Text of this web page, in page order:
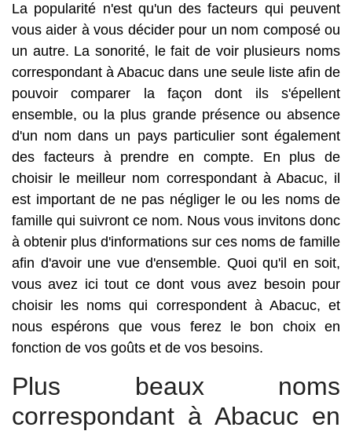
La popularité n'est qu'un des facteurs qui peuvent
vous aider à vous décider pour un nom composé ou
un autre. La sonorité, le fait de voir plusieurs noms
correspondant à Abacuc dans une seule liste afin de
pouvoir comparer la façon dont ils s'épellent
ensemble, ou la plus grande présence ou absence
d'un nom dans un pays particulier sont également
des facteurs à prendre en compte. En plus de
choisir le meilleur nom correspondant à Abacuc, il
est important de ne pas négliger le ou les noms de
famille qui suivront ce nom. Nous vous invitons donc
à obtenir plus d'informations sur ces noms de famille
afin d'avoir une vue d'ensemble. Quoi qu'il en soit,
vous avez ici tout ce dont vous avez besoin pour
choisir les noms qui correspondent à Abacuc, et
nous espérons que vous ferez le bon choix en
fonction de vos goûts et de vos besoins.
Plus beaux noms
correspondant à Abacuc en